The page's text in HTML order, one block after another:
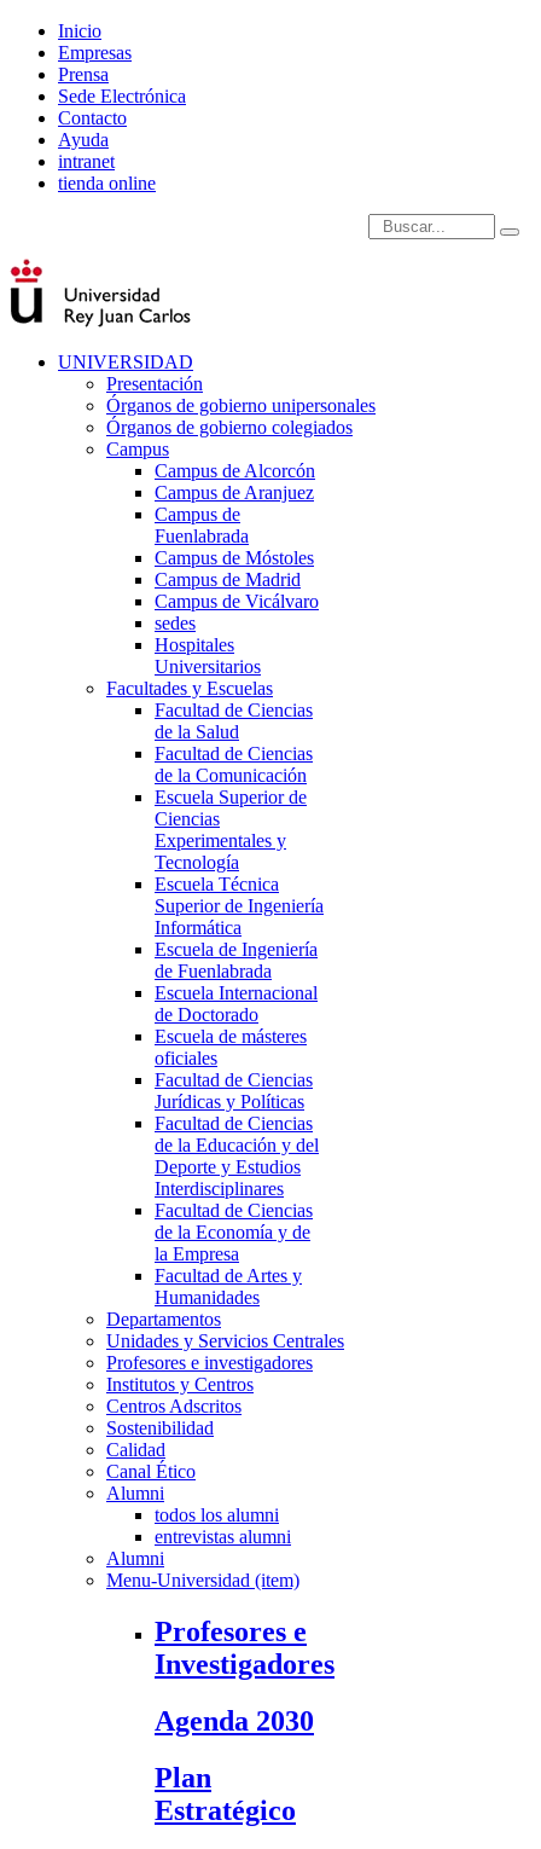
Inicio
Empresas
Prensa
Sede Electrónica
Contacto
Ayuda
intranet
tienda online
Introduce términos de
UNIVERSIDAD
Presentación
Órganos de gobierno unipersonales
Órganos de gobierno colegiados
Campus
Campus de Alcorcón
Campus de Aranjuez
Campus de
Fuenlabrada
Campus de Móstoles
Campus de Madrid
Campus de Vicálvaro
sedes
Hospitales
Universitarios
Facultades y Escuelas
Facultad de Ciencias
de la Salud
Facultad de Ciencias
de la Comunicación
Escuela Superior de
Ciencias
Experimentales y
Tecnología
Escuela Técnica
Superior de Ingeniería
Informática
Escuela de Ingeniería
de Fuenlabrada
Escuela Internacional
de Doctorado
Escuela de másteres
oficiales
Facultad de Ciencias
Jurídicas y Políticas
Facultad de Ciencias
de la Educación y del
Deporte y Estudios
Interdisciplinares
Facultad de Ciencias
de la Economía y de
la Empresa
Facultad de Artes y
Humanidades
Departamentos
Unidades y Servicios Centrales
Profesores e investigadores
Institutos y Centros
Centros Adscritos
Sostenibilidad
Calidad
Canal Ético
Alumni
todos los alumni
entrevistas alumni
Alumni
Menu-Universidad (item)
Profesores e
Investigadores
Agenda 2030
Plan
Estratégico